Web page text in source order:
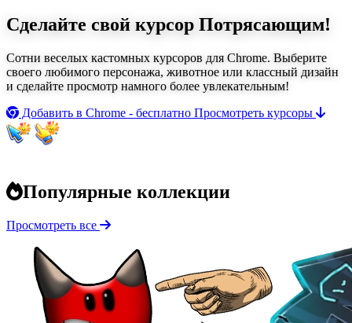
Сделайте свой курсор Потрясающим!
Сотни веселых кастомных курсоров для Chrome. Выберите
своего любимого персонажа, животное или классный дизайн
и сделайте просмотр намного более увлекательным!
Добавить в Chrome - бесплатно Просмотреть курсоры
Популярные коллекции
Просмотреть все